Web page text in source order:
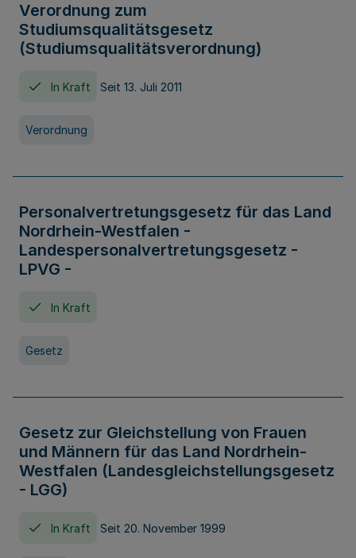
Verordnung zum
Studiumsqualitätsgesetz
(Studiumsqualitätsverordnung)
In Kraft Seit 13. Juli 2011
Verordnung
Personalvertretungsgesetz für das Land
Nordrhein-Westfalen -
Landespersonalvertretungsgesetz -
LPVG -
In Kraft
Gesetz
Gesetz zur Gleichstellung von Frauen
und Männern für das Land Nordrhein-
Westfalen (Landesgleichstellungsgesetz
- LGG)
In Kraft Seit 20. November 1999